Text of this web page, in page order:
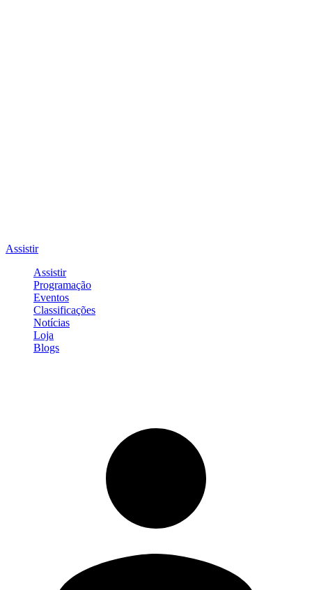
Assistir
Assistir
Programação
Eventos
Classificações
Notícias
Loja
Blogs